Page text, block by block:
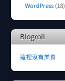
WordPress (18)
Blogroll
這裡沒有美食